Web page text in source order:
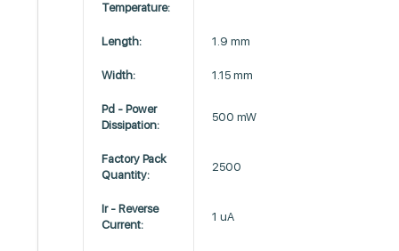
Temperature:
Length: 1.9 mm
Width: 1.15 mm
Pd - Power
Dissipation:
500 mW
Factory Pack
Quantity:
2500
Ir - Reverse
Current:
1 uA